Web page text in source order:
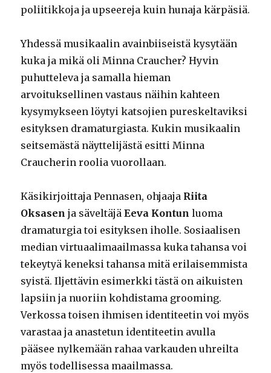
poliitikkoja ja upseereja kuin hunaja kärpäsiä.
Yhdessä musikaalin avainbiiseistä kysytään
kuka ja mikä oli Minna Craucher? Hyvin
puhutteleva ja samalla hieman
arvoituksellinen vastaus näihin kahteen
kysymykseen löytyi katsojien pureskeltaviksi
esityksen dramaturgiasta. Kukin musikaalin
seitsemästä näyttelijästä esitti Minna
Craucherin roolia vuorollaan.
Käsikirjoittaja Pennasen, ohjaaja Riita
Oksasen ja säveltäjäEeva Kontun luoma
dramaturgia toi esityksen iholle. Sosiaalisen
median virtuaalimaailmassa kuka tahansa voi
tekeytyä keneksi tahansa mitä erilaisemmista
syistä. Iljettävin esimerkki tästä on aikuisten
lapsiin ja nuoriin kohdistama grooming.
Verkossa toisen ihmisen identiteetin voi myös
varastaa ja anastetun identiteetin avulla
pääsee nylkemään rahaa varkauden uhreilta
myös todellisessa maailmassa.